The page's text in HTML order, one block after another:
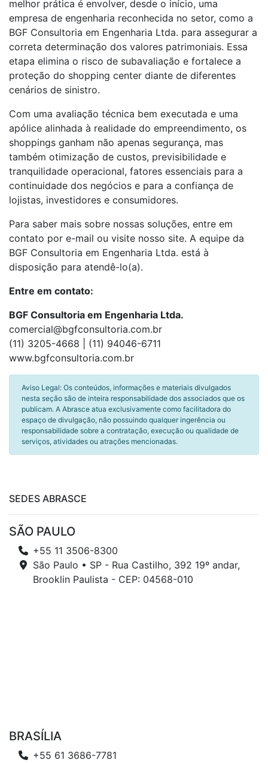
melhor prática é envolver, desde o início, uma
empresa de engenharia reconhecida no setor, como a
BGF Consultoria em Engenharia Ltda. para assegurar a
correta determinação dos valores patrimoniais. Essa
etapa elimina o risco de subavaliação e fortalece a
proteção do shopping center diante de diferentes
cenários de sinistro.
Com uma avaliação técnica bem executada e uma
apólice alinhada à realidade do empreendimento, os
shoppings ganham não apenas segurança, mas
também otimização de custos, previsibilidade e
tranquilidade operacional, fatores essenciais para a
continuidade dos negócios e para a confiança de
lojistas, investidores e consumidores.
Para saber mais sobre nossas soluções, entre em
contato por e-mail ou visite nosso site. A equipe da
BGF Consultoria em Engenharia Ltda. está à
disposição para atendê-lo(a).
Entre em contato:
BGF Consultoria em Engenharia Ltda.
comercial@bgfconsultoria.com.br
(11) 3205-4668 | (11) 94046-6711
www.bgfconsultoria.com.br
Aviso Legal: Os conteúdos, informações e materiais divulgados
nesta seção são de inteira responsabilidade dos associados que os
publicam. A Abrasce atua exclusivamente como facilitadora do
espaço de divulgação, não possuindo qualquer ingerência ou
responsabilidade sobre a contratação, execução ou qualidade de
serviços, atividades ou atrações mencionadas.
SEDES ABRASCE
SÃO PAULO
+55 11 3506-8300
São Paulo • SP - Rua Castilho, 392 19º andar,
Brooklin Paulista - CEP: 04568-010
BRASÍLIA
+55 61 3686-7781